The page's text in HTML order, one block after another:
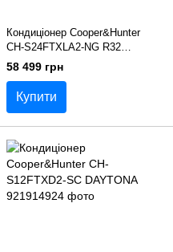
Кондиціонер Cooper&Hunter
CH-S24FTXLA2-NG R32
ARCTIC
58 499 грн
Купити